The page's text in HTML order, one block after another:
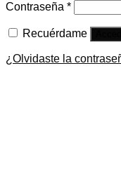
Contraseña *
Recuérdame
¿Olvidaste la